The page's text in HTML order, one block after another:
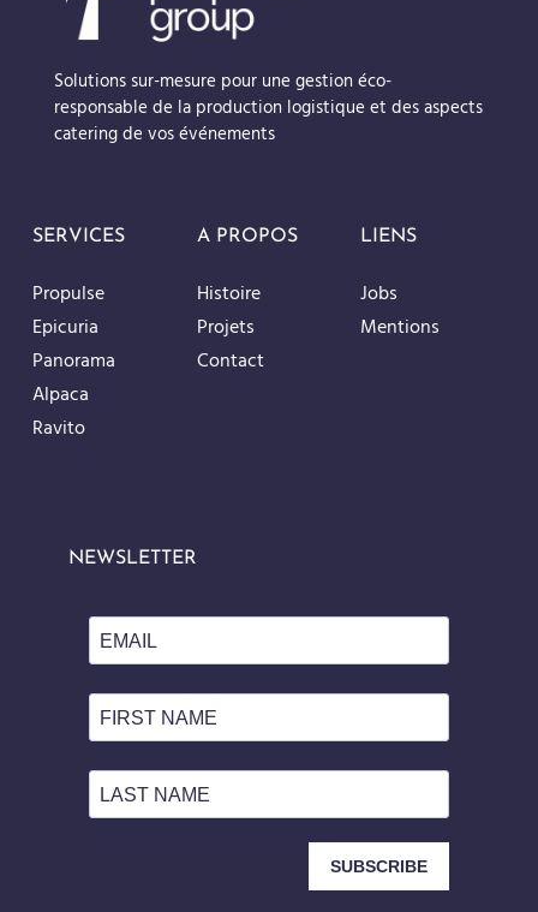
Solutions sur-mesure pour une gestion éco-
responsable de la production logistique et des aspects
catering de vos événements
SERVICES
Propulse
Epicuria
Panorama
Alpaca
Ravito
A PROPOS
Histoire
Projets
Contact
LIENS
Jobs
Mentions
NEWSLETTER